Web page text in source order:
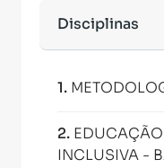
Disciplinas
1.
2.
INCLUSIVA -